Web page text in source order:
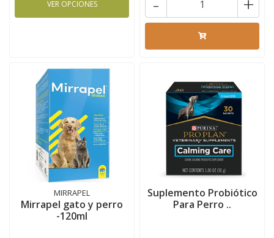
VER OPCIONES
MIRRAPEL
Mirrapel gato y perro
-120ml
Suplemento Probiótico
Para Perro ..